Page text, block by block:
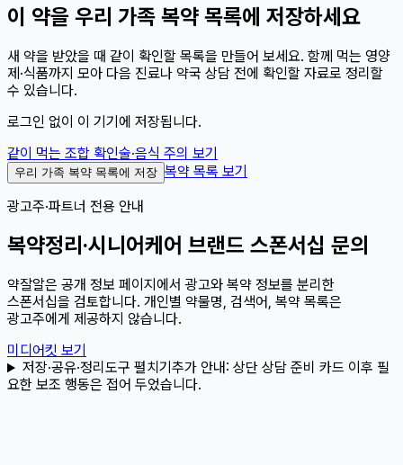
이 약을 우리 가족 복약 목록에 저장하세요
새 약을 받았을 때 같이 확인할 목록을 만들어 보세요. 함께 먹는 영양
제·식품까지 모아 다음 진료나 약국 상담 전에 확인할 자료로 정리할
수 있습니다.
로그인 없이 이 기기에 저장됩니다.
같이 먹는 조합 확인술·음식 주의 보기
우리 가족 복약 목록에 저장 복약 목록 보기
광고주·파트너 전용 안내
복약정리·시니어케어 브랜드 스폰서십 문의
약잘알은 공개 정보 페이지에서 광고와 복약 정보를 분리한
스폰서십을 검토합니다. 개인별 약물명, 검색어, 복약 목록은
광고주에게 제공하지 않습니다.
미디어킷 보기
저장·공유·정리도구 펼치기 추가 안내: 상단 상담 준비 카드 이후 필
요한 보조 행동은 접어 두었습니다.